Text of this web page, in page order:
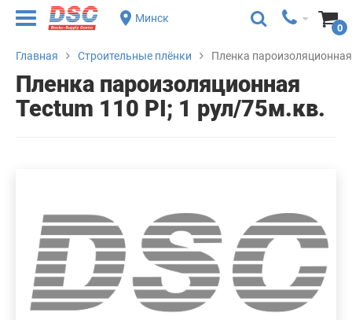
Минск
0
Главная Строительные плёнки Пленка
Пленка пароизоляционная
Tectum 110 PI; 1 рул/75м.кв.